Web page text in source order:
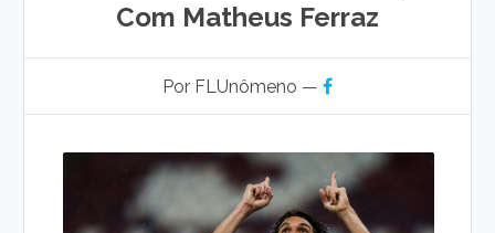
Com Matheus Ferraz
Por FLUnômeno —